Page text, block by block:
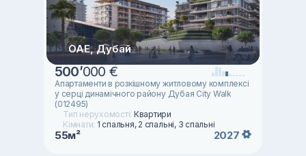
ОАЕ, Дубай
500’000 €
Апартаменти в розкішному житловому комплексі
у серці динамічного району Дубая City Walk
(012495)
Тип нерухомості: Квартири
Кімнати: 1 спальня, 2 спальні, 3 спальні
55м² 2027